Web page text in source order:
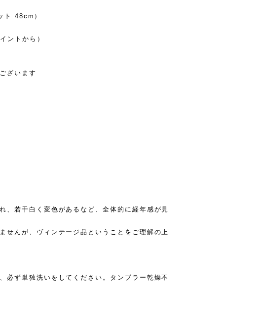
ト 48cm）
ントから）
ざいます
、若干白く変色があるなど、全体的に経年感が見
せんが、ヴィンテージ品ということをご理解の上
必ず単独洗いをしてください。タンブラー乾燥不